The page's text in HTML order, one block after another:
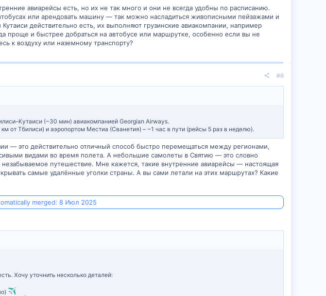
авиарейсы есть, но их не так много и они не всегда удобны по расписанию.
или арендовать машину — так можно насладиться живописными пейзажами и
действительно есть, их выполняют грузинские авиакомпании, например
проще и быстрее добраться на автобусе или маршрутке, особенно если вы не
к воздуху или наземному транспорту?
#6
(~30 мин) авиакомпанией Georgian Airways.
от Тбилиси) и аэропортом Местиа (Сванетия) – ~1 час в пути (рейсы 5 раз в неделю).
— это действительно отличный способ быстро перемещаться между регионами,
видами во время полета. А небольшие самолеты в Святию — это словно
путешествие. Мне кажется, такие внутренние авиарейсы — настоящая
самые удалённые уголки страны. А вы сами летали на этих маршрутах? Какие
merged: 8 Июл 2025
Хочу уточнить несколько деталей: